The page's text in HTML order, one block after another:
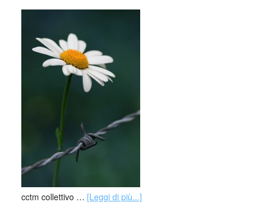
cctm collettivo … [Leggi di più...]